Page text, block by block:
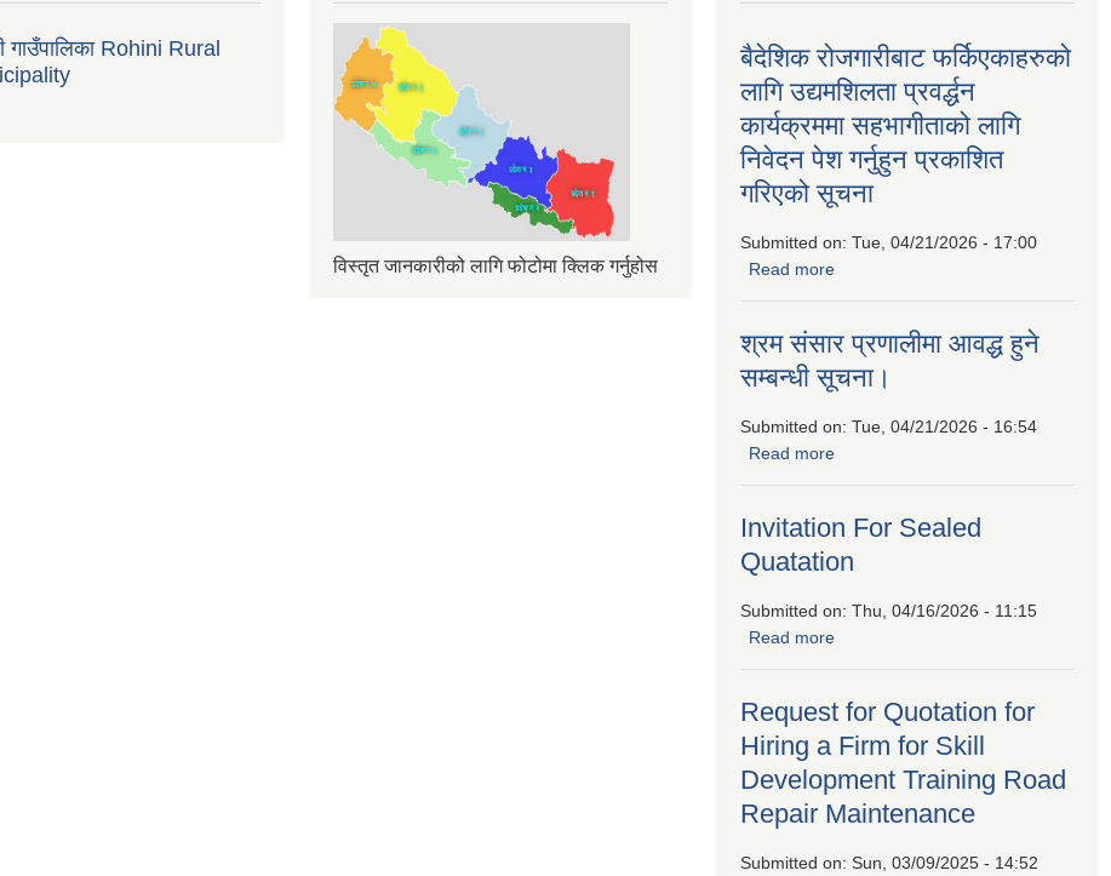
गाउँपालिका Rohini Rural
विस्तृत जानकारीको लागि फोटोमा क्लिक गर्नुहोस
बैदेशिक रोजगारीबाट फर्किएकाहरुको
लागि उद्यमशिलता प्रवर्द्धन
कार्यक्रममा सहभागीताको लागि
निवेदन पेश गर्नुहुन प्रकाशित
गरिएको सूचना
Submitted on: Tue, 04/21/2026 - 17:00
Read more
लागि उद्यमशिलता प्रवर्द्धन कार्यक्रममा
गरिएको सूचना
श्रम संसार प्रणालीमा आवद्ध हुने
सम्बन्धी सूचना।
Submitted on: Tue, 04/21/2026 - 16:54
Read more
सम्बन्धी सूचना।
Invitation For Sealed
Quatation
Submitted on: Thu, 04/16/2026 - 11:15
Read more
Quatation
Request for Quotation for
Hiring a Firm for Skill
Development Training Road
Repair Maintenance
Submitted on: Sun, 03/09/2025 - 14:52